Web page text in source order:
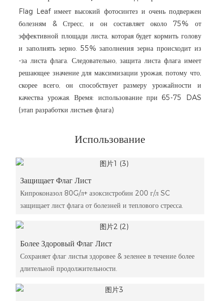
Flag Leaf имеет высокий фотосинтез и очень подвержен
болезням & Стресс, и он составляет около 75% от
эффективной площади листа, которая будет кормить голову
и заполнять зерно. 55% заполнения зерна происходит из
-за листа флага. Следовательно, защита листа флага имеет
решающее значение для максимизации урожая, потому что,
скорее всего, он способствует размеру урожайности и
качества урожая. Время: использование при 65-75 DAS
(этап разработки листьев флага)
Использование
Защищает Флаг Лист
Кипроконазол 80G/л+ азоксистробин 200 г/л SC
защищает лист флага от болезней и теплового стресса.
Более Здоровый Флаг Лист
Сохраняет флаг листья здоровее & зеленее в течение более
длительной продолжительности.